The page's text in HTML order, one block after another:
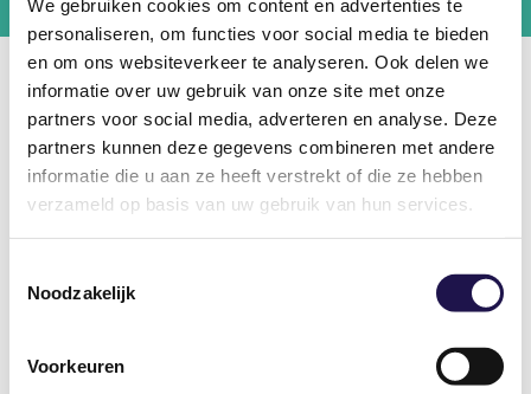
We gebruiken cookies om content en advertenties te
personaliseren, om functies voor social media te bieden
en om ons websiteverkeer te analyseren. Ook delen we
informatie over uw gebruik van onze site met onze
partners voor social media, adverteren en analyse. Deze
partners kunnen deze gegevens combineren met andere
informatie die u aan ze heeft verstrekt of die ze hebben
verzameld op basis van uw gebruik van hun services.
Noodzakelijk
Voorkeuren
Inloggen Mijn ABU
Log in als ABU-lid. ABU-leden vinden hier onder
andere exclusief nieuws, veelgestelde vragen en
Vink hieronder "ingelogd blijven" aan: zo
hoeft u uw gegevens niet steeds in te voeren.